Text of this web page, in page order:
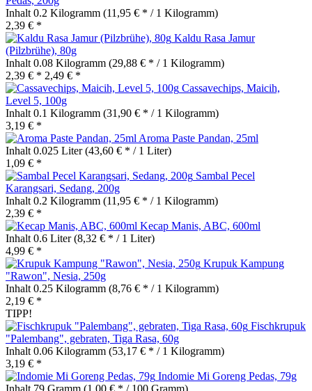
Inhalt 0.2 Kilogramm (11,95 € * / 1 Kilogramm)
2,39 € *
Kaldu Rasa Jamur
(Pilzbrühe), 80g
Inhalt 0.08 Kilogramm (29,88 € * / 1 Kilogramm)
2,39 € * 2,49 € *
Cassavechips, Maicih,
Level 5, 100g
Inhalt 0.1 Kilogramm (31,90 € * / 1 Kilogramm)
3,19 € *
Aroma Paste Pandan, 25ml
Inhalt 0.025 Liter(43,60 € * / 1 Liter)
1,09 € *
Sambal Pecel
Karangsari, Sedang, 200g
Inhalt 0.2 Kilogramm (11,95 € * / 1 Kilogramm)
2,39 € *
Kecap Manis, ABC, 600ml
Inhalt 0.6 Liter(8,32 € * / 1 Liter)
4,99 € *
Krupuk Kampung
"Rawon", Nesia, 250g
Inhalt 0.25 Kilogramm (8,76 € * / 1 Kilogramm)
2,19 € *
TIPP!
Fischkrupuk
"Palembang", gebraten, Tiga Rasa, 60g
Inhalt 0.06 Kilogramm (53,17 € * / 1 Kilogramm)
3,19 € *
Indomie Mi Goreng Pedas, 79g
Inhalt 79 Gramm (1,00 € * / 100 Gramm)